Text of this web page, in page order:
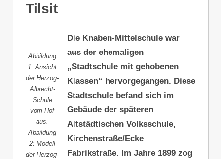
Tilsit
Abbildung
1: Ansicht
der Herzog-
Albrecht-
Schule
vom Hof
aus.
Abbildung
2: Modell
der Herzog-
Die Knaben-Mittelschule war
aus der ehemaligen
„Stadtschule mit gehobenen
Klassen“ hervorgegangen. Diese
Stadtschule befand sich im
Gebäude der späteren
Altstädtischen Volksschule,
Kirchenstraße/Ecke
Fabrikstraße. Im Jahre 1899 zog